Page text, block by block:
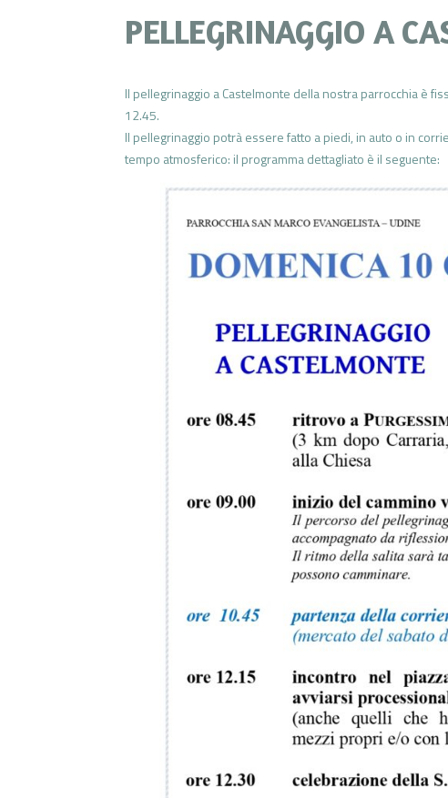
PELLEGRINAGGIO A
Il pellegrinaggio a Castelmonte della nostra parrocchia è
12.45.
Il pellegrinaggio potrà essere fatto a piedi, in auto o in
tempo atmosferico: il programma dettagliato è il seguente: